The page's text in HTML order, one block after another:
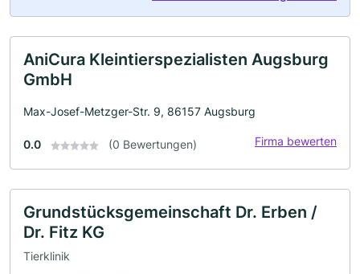
AniCura Kleintierspezialisten Augsburg
GmbH
Max-Josef-Metzger-Str. 9, 86157 Augsburg
0.0 (0 Bewertungen) Firma bewerten
Grundstücksgemeinschaft Dr. Erben /
Dr. Fitz KG
Tierklinik